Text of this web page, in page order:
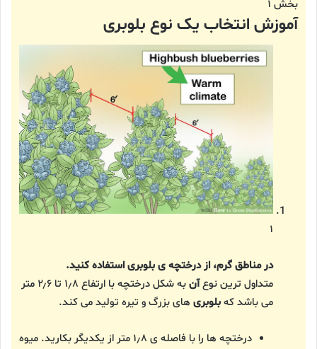
بخش ۱
آموزش انتخاب یک نوع بلوبری
۱
در مناطق گرم، از درختچه ی بلوبری استفاده کنید.
متداول ترین نوعآن
به شکل درختچه با ارتفاع ۱٫۸ تا ۲٫۶ متر
می باشد کهبلوبری های بزرگ و تیره تولید می کند.
درختچه ها را با فاصله ی ۱٫۸ متر از یکدیگر بکارید. میوه